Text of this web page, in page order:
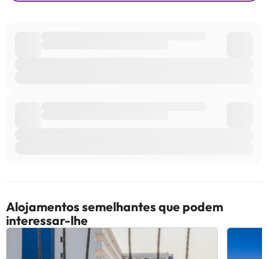
Alojamentos semelhantes que podem
interessar-lhe